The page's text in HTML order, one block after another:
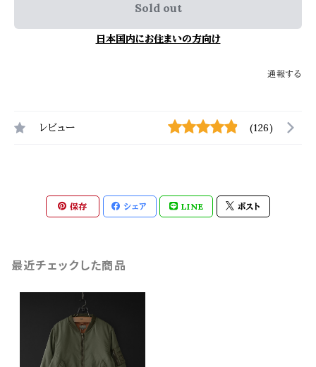
Sold out
日本国内にお住まいの方向け
通報する
レビュー (126)
保存 シェア LINE ポスト
最近チェックした商品